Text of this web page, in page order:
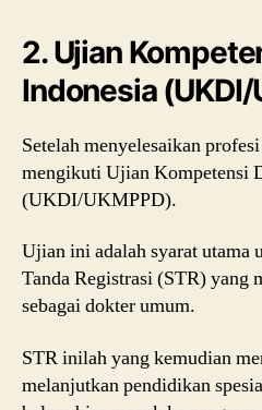
2. Ujian
Indonesia (UKDI/
Setelah menyelesaikan
mengikuti Ujian Kompetensi
(UKDI/UKMPPD).
Ujian ini adalah syarat utama
Tanda Registrasi (STR) yang
sebagai dokter umum.
STR inilah yang kemudian
melanjutkan pendidikan